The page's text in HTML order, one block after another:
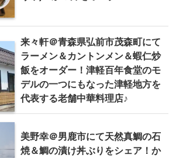
来々軒＠青森県弘前市茂森町にて
ラーメン＆カントンメン＆蝦仁炒
飯をオーダー！津軽百年食堂のモ
デルの一つにもなった津軽地方を
代表する老舗中華料理店♪
美野幸＠男鹿市にて天然真鯛の石
焼＆鯛の漬け丼ぶりをシェア！か